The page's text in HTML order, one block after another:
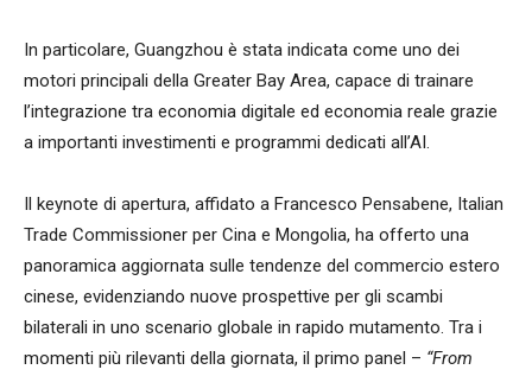
In particolare, Guangzhou è stata indicata come uno dei
motori principali della Greater Bay Area, capace di trainare
l’integrazione tra economia digitale ed economia reale grazie
a importanti investimenti e programmi dedicati all’AI.
Il keynote di apertura, affidato a Francesco Pensabene, Italian
Trade Commissioner per Cina e Mongolia, ha offerto una
panoramica aggiornata sulle tendenze del commercio estero
cinese, evidenziando nuove prospettive per gli scambi
bilaterali in uno scenario globale in rapido mutamento. Tra i
momenti più rilevanti della giornata, il primo panel – “From